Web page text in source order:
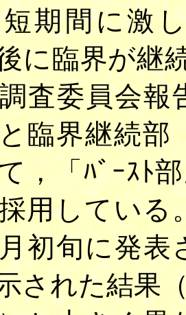
期間に激
に臨界が継
査委員会報
臨界継続
，「ﾊﾞｰｽﾄ
用している
初旬に発表
された結果